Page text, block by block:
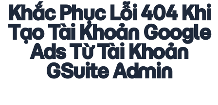
Khắc Phục Lỗi 404 Khi
Tạo Tài Khoản Google
Ads Từ Tài Khoản
GSuite Admin